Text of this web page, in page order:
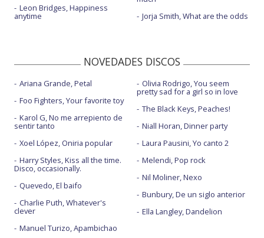
Leon Bridges, Happiness
anytime
Jorja Smith, What are the odds
NOVEDADES DISCOS
Ariana Grande, Petal
Foo Fighters, Your favorite toy
Karol G, No me arrepiento de
sentir tanto
Xoel López, Oniria popular
Harry Styles, Kiss all the time.
Disco, occasionally.
Quevedo, El baifo
Charlie Puth, Whatever's
clever
Manuel Turizo, Apambichao
Olivia Rodrigo, You seem
pretty sad for a girl so in love
The Black Keys, Peaches!
Niall Horan, Dinner party
Laura Pausini, Yo canto 2
Melendi, Pop rock
Nil Moliner, Nexo
Bunbury, De un siglo anterior
Ella Langley, Dandelion